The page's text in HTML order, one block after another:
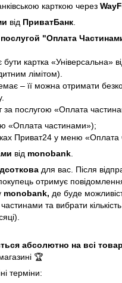
карткою через
від ПриватБанк
"Оплата
картка «Універсальна»
лімітом).
– її можна отримати
за послугою «Оплата
«Оплата частинами»);
Приват24 у меню «Оплата
від monobank
для вас. Після
отримує
monobank, де буде
та вибрати
абсолютно на всі
🏆
терміни: